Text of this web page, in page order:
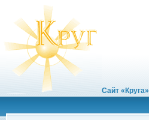
Сайт «Круга»